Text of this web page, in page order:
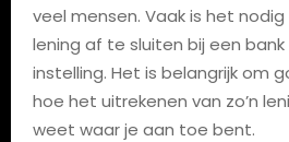
veel mensen. Vaak is het
lening af te sluiten bij een
instelling. Het is belangrijk om
hoe het uitrekenen van zo’n
weet waar je aan toe bent.